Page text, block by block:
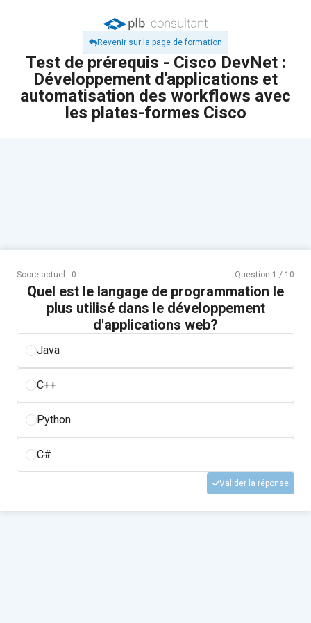
Revenir sur la page de formation
Test de prérequis - Cisco DevNet :
Développement d'applications et
automatisation des workflows avec
les plates-formes Cisco
Score actuel : 0 Question 1 / 10
Quel est le langage de programmation le
plus utilisé dans le développement
d'applications web?
Java
C++
Python
C#
Valider la réponse